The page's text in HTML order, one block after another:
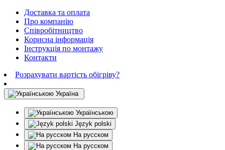
Доставка та оплата
Про компанію
Співробітництво
Корисна інформація
Інструкція по монтажу
Контакти
Розрахувати вартість обігріву?
Україна
Українською
Język polski
На русском
На русском